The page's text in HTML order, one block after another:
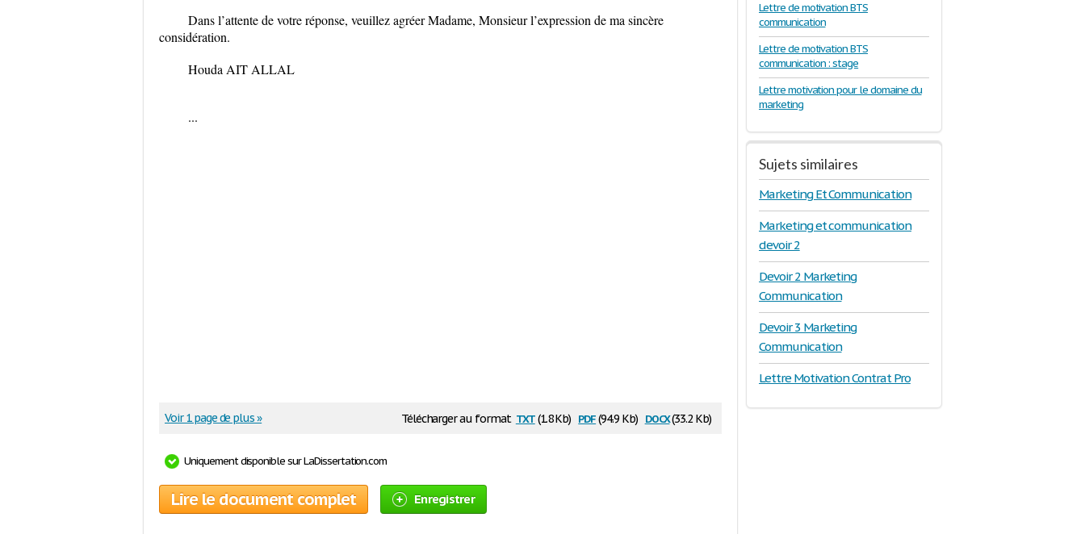
Dans l’attente de votre réponse, veuillez agréer Madame, Monsieur l’expression de ma sincère
considération.
Houda AIT ALLAL
...
Télécharger au format txt(1.8 Kb) pdf(94.9 Kb) docx(33.2 Kb)
Voir 1 page de plus »
Uniquement disponible sur LaDissertation.com
Lire le document complet Enregistrer
Lettre de motivation BTS
communication
Lettre de motivation BTS
communication : stage
Lettre motivation pour le domaine du
marketing
Sujets similaires
Marketing Et Communication
Marketing et communication
devoir 2
Devoir 2 Marketing
Communication
Devoir 3 Marketing
Communication
Lettre Motivation Contrat Pro